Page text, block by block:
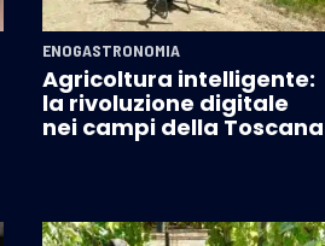
ENOGASTRONOMIA
Agricoltura intelligente:
la rivoluzione digitale
nei campi della Toscana